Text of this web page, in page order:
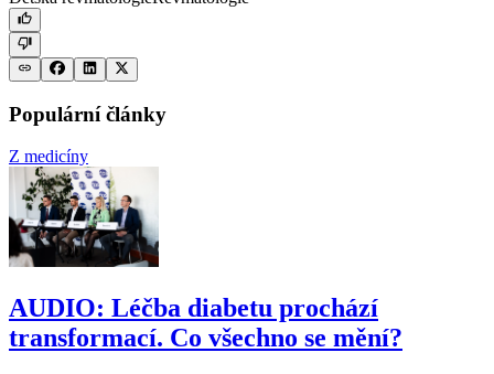
Populární články
Z medicíny
AUDIO: Léčba diabetu prochází
transformací. Co všechno se mění?